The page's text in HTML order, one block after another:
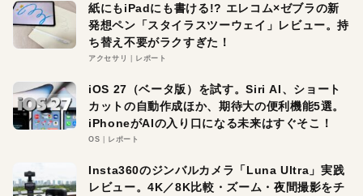
紙にもiPadにも書ける!? エレコム×ゼブラの新
発想ペン「スタイラスツーウェイ」レビュー。持
ち替え不要がラクすぎた！
アクセサリ レポート
iOS 27（ベータ版）を試す。Siri AI、ショート
カットの自動作成ほか、期待大の便利機能5選。
iPhoneがAIの入り口になる未来はすぐそこ！
OS レポート
Insta360のジンバルカメラ「Luna Ultra」実践
レビュー。4K／8K比較・ズーム・夜間撮影をチ